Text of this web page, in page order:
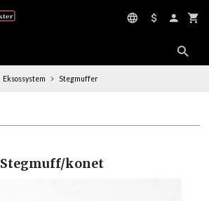
Eksossystem Stegmuffer
Stegmuff/konet